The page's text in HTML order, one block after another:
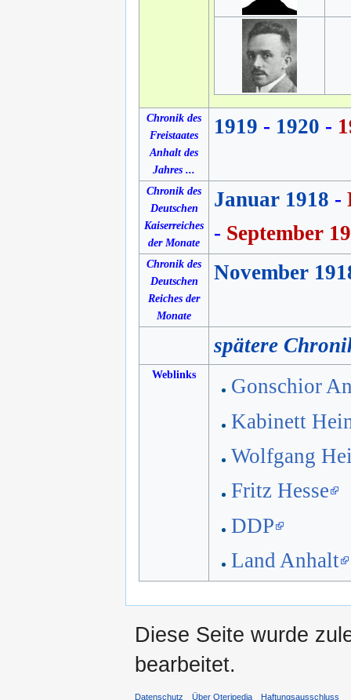
Chronik des
Freistaates
Anhalt des
Jahres ...
1919 - 1920 -
Chronik des
Deutschen
Kaiserreiches
der Monate
Januar 1918 -
- September
Chronik des
Deutschen
Reiches der
Monate
November
spätere
Weblinks
Gonschior
Kabinett
Wolfgang
Fritz Hesse
DDP
Land Anhalt
Diese Seite wurde
bearbeitet.
Datenschutz Über Oteripedia Haftungsausschluss